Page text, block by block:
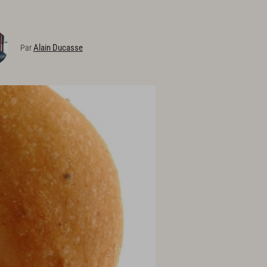
ParAlain Ducasse